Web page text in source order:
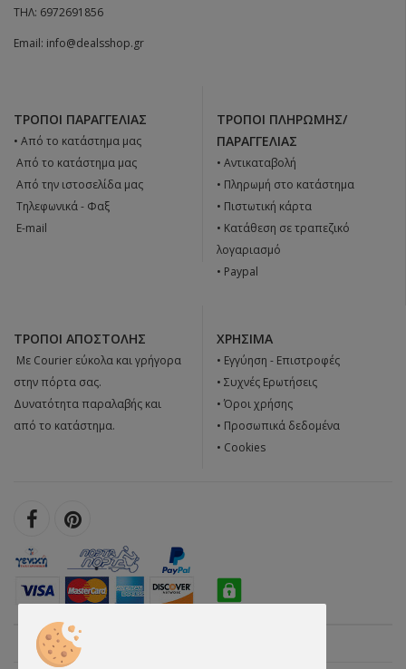
ΤΗΛ: 6972691856
Email: info@dealsshop.gr
ΤΡΌΠΟΙ ΠΑΡΑΓΓΕΛΊΑΣ
• Από το κατάστημα μας
 Από το κατάστημα μας
 Από την ιστοσελίδα μας
 Tηλεφωνικά - Φαξ
 E-mail
ΤΡΌΠΟΙ ΠΛΗΡΩΜΉΣ/
ΠΑΡΑΓΓΕΛΊΑΣ
• Αντικαταβολή
• Πληρωμή στο κατάστημα
• Πιστωτική κάρτα
• Κατάθεση σε τραπεζικό
λογαριασμό
• Paypal
ΤΡΌΠΟΙ ΑΠΟΣΤΟΛΉΣ
 Με Courier εύκολα και γρήγορα
στην πόρτα σας.
Δυνατότητα παραλαβής και
από το κατάστημα.
ΧΡΉΣΙΜΑ
• Εγγύηση - Επιστροφές
• Συχνές Ερωτήσεις
• Όροι χρήσης
• Προσωπικά δεδομένα
• Cookies